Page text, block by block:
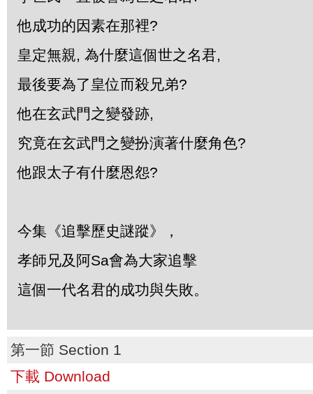
他成功的因素在那裡?
皇定無親, 為什麼這個世之名君,
最後要為了皇位而殺兄弟?
他在玄武門之變發跡,
究竟在玄武門之變扮演著什麼角色?
他跟太子有什麼恩怨?
今集《追擊歷史謎蹤》，
孝師兄及阿Sa會為大家追擊
這個一代名君的成功與失敗。
第一節 Section 1
下載 Download